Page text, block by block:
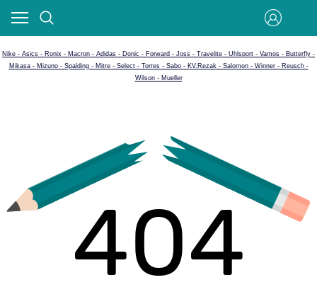
Nike - Asics - Ronix - Macron - Adidas - Donic - Forward - Joss - Travelite - Uhlsport - Vamos - Butterfly -
Mikasa - Mizuno - Spalding - Mitre - Select - Torres - Sabo - KV.Rezak - Salomon - Winner - Reusch -
Wilson - Mueller
404